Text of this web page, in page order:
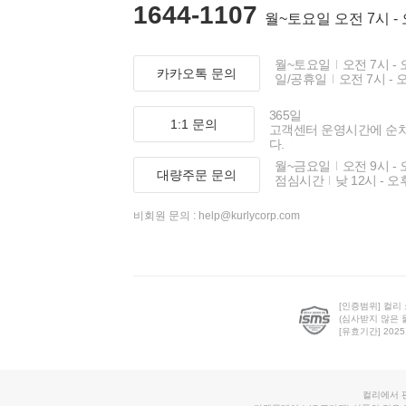
1644-1107 월~토요일 오전 7시 -
카카오톡 문의
월~토요일
오전 7시 -
일/공휴일
오전 7시 -
1:1 문의
365일
고객센터 운영시간에 순
다.
대량주문 문의
월~금요일
오전 9시 -
점심시간
낮 12시 - 오
비회원 문의 : help@kurlycorp.com
[인증범위] 컬리
(심사받지 않은
[유효기간]
컬리에서